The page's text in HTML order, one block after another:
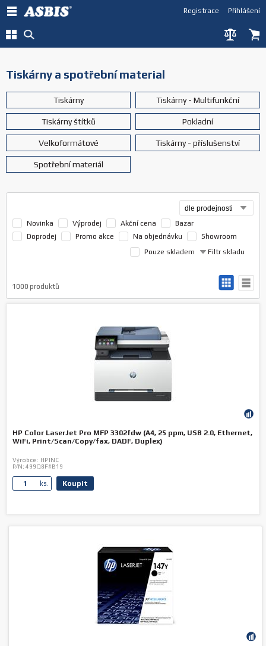
Přihlášení
Registrace
Tiskárny a spotřební material
Tiskárny Tiskárny - Multifunkční
Tiskárny štítků Pokladní
Velkoformátové Tiskárny - příslušenství
Spotřební materiál
Novinka Výprodej Akční cena
Bazar
Doprodej
Promo akce Na objednávku
Showroom
Filtr skladu
Pouze skladem
1000 produktů
HP Color LaserJet Pro MFP 3302fdw (A4, 25 ppm, USB 2.0, Ethernet,
WiFi, Print/Scan/Copy/fax, DADF, Duplex)
Výrobce: HP INC
P/N: 499Q8F#B19
ks. Koupit